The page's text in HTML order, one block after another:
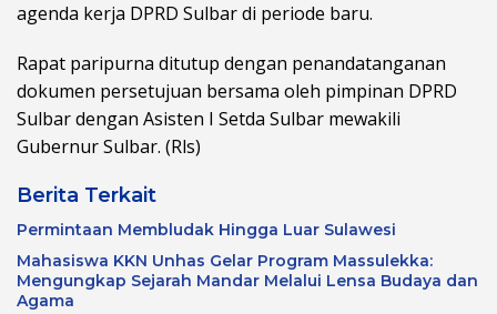
agenda kerja DPRD Sulbar di periode baru.
Rapat paripurna ditutup dengan penandatanganan
dokumen persetujuan bersama oleh pimpinan DPRD
Sulbar dengan Asisten I Setda Sulbar mewakili
Gubernur Sulbar. (Rls)
Berita Terkait
Permintaan Membludak Hingga Luar Sulawesi
Mahasiswa KKN Unhas Gelar Program Massulekka:
Mengungkap Sejarah Mandar Melalui Lensa Budaya dan
Agama